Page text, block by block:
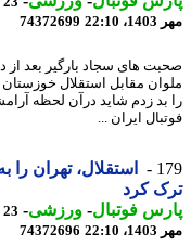
74372699
های سجاد بارگیر بعد از دست
مقابل استقلال خوزستان
زدم شاید درآن لحظه آرامشم
ایران ...
استقلال، تهران را
کرد
فوتبال-ورزشی-
74372696